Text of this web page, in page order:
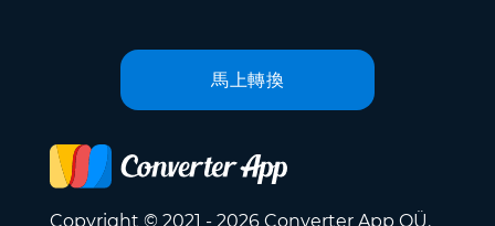
馬上轉換
Copyright © 2021 - 2026 Converter App OÜ.